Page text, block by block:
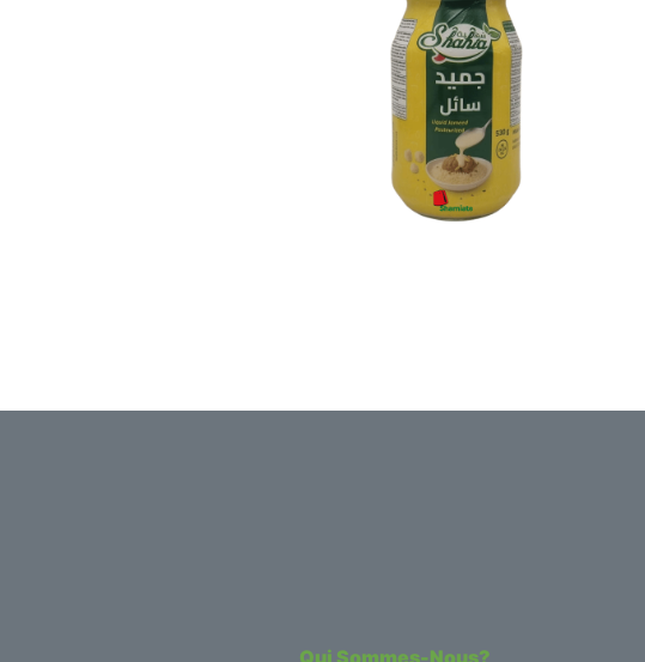
Qui Sommes-Nous?